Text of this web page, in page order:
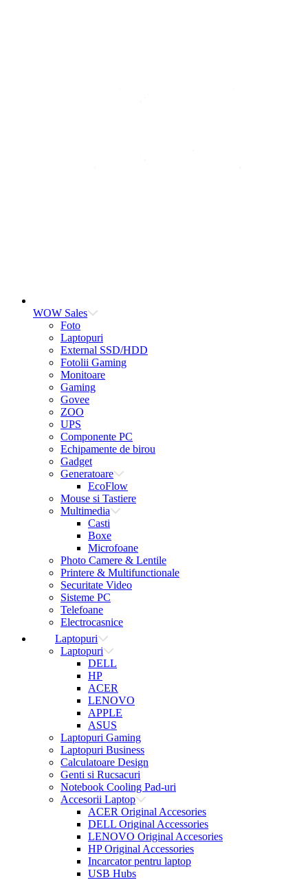
WOW Sales
Foto
Laptopuri
External SSD/HDD
Fotolii Gaming
Monitoare
Gaming
Govee
ZOO
UPS
Componente PC
Echipamente de birou
Gadget
Generatoare
EcoFlow
Mouse si Tastiere
Multimedia
Casti
Boxe
Microfoane
Photo Camere & Lentile
Printere & Multifunctionale
Securitate Video
Sisteme PC
Telefoane
Electrocasnice
Laptopuri
Laptopuri
DELL
HP
ACER
LENOVO
APPLE
ASUS
Laptopuri Gaming
Laptopuri Business
Calculatoare Design
Genti si Rucsacuri
Notebook Cooling Pad-uri
Accesorii Laptop
ACER Original Accesories
DELL Original Accessories
LENOVO Original Accesories
HP Original Accessories
Incarcator pentru laptop
USB Hubs